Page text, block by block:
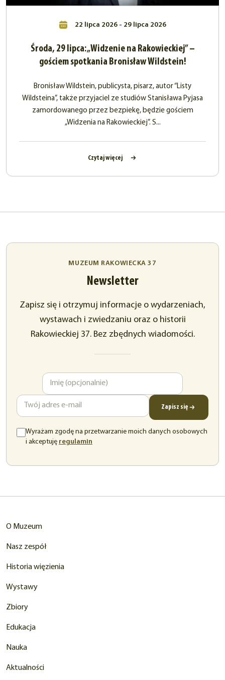
22 lipca 2026 - 29 lipca 2026
Środa, 29 lipca: „Widzenie na Rakowieckiej” –
gościem spotkania Bronisław Wildstein!
Bronisław Wildstein, publicysta, pisarz, autor “Listy
Wildsteina”, także przyjaciel ze studiów Stanisława Pyjasa
zamordowanego przez bezpiekę, będzie gościem
„Widzenia na Rakowieckiej”. S...
Czytaj więcej
MUZEUM RAKOWIECKA 37
Newsletter
Zapisz się i otrzymuj informacje o wydarzeniach,
wystawach i zwiedzaniu oraz o historii
Rakowieckiej 37. Bez zbędnych wiadomości.
Zapisz się
Wyrażam zgodę na przetwarzanie moich danych osobowych
i akceptuję regulamin
O Muzeum
Nasz zespół
Historia więzienia
Wystawy
Zbiory
Edukacja
Nauka
Aktualności